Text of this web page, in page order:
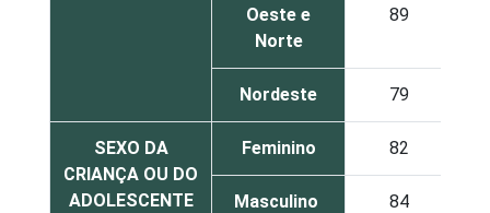
Oeste e
Norte
89
Nordeste 79
SEXO DA
CRIANÇA OU DO
ADOLESCENTE
Feminino 82
Masculino 84